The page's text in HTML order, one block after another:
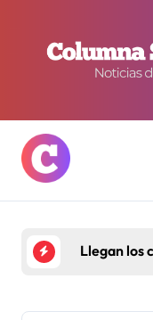
contenido
Llegan los